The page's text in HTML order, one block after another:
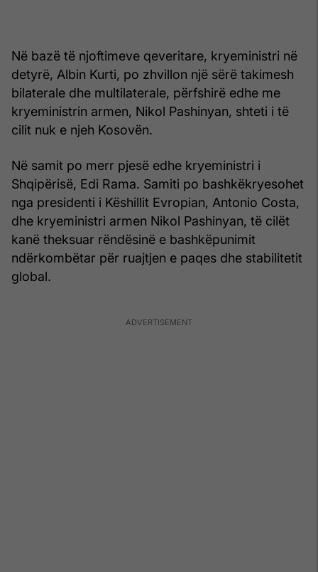
Në bazë të njoftimeve qeveritare, kryeministri në
detyrë, Albin Kurti, po zhvillon një sërë takimesh
bilaterale dhe multilaterale, përfshirë edhe me
kryeministrin armen, Nikol Pashinyan, shteti i të
cilit nuk e njeh Kosovën.
Në samit po merr pjesë edhe kryeministri i
Shqipërisë, Edi Rama. Samiti po bashkëkryesohet
nga presidenti i Këshillit Evropian, Antonio Costa,
dhe kryeministri armen Nikol Pashinyan, të cilët
kanë theksuar rëndësinë e bashkëpunimit
ndërkombëtar për ruajtjen e paqes dhe stabilitetit
global.